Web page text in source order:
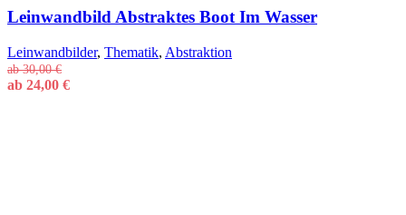
Leinwandbild Abstraktes Boot Im Wasser
Leinwandbilder, Thematik, Abstraktion
ab30,00€
ab 24,00 €